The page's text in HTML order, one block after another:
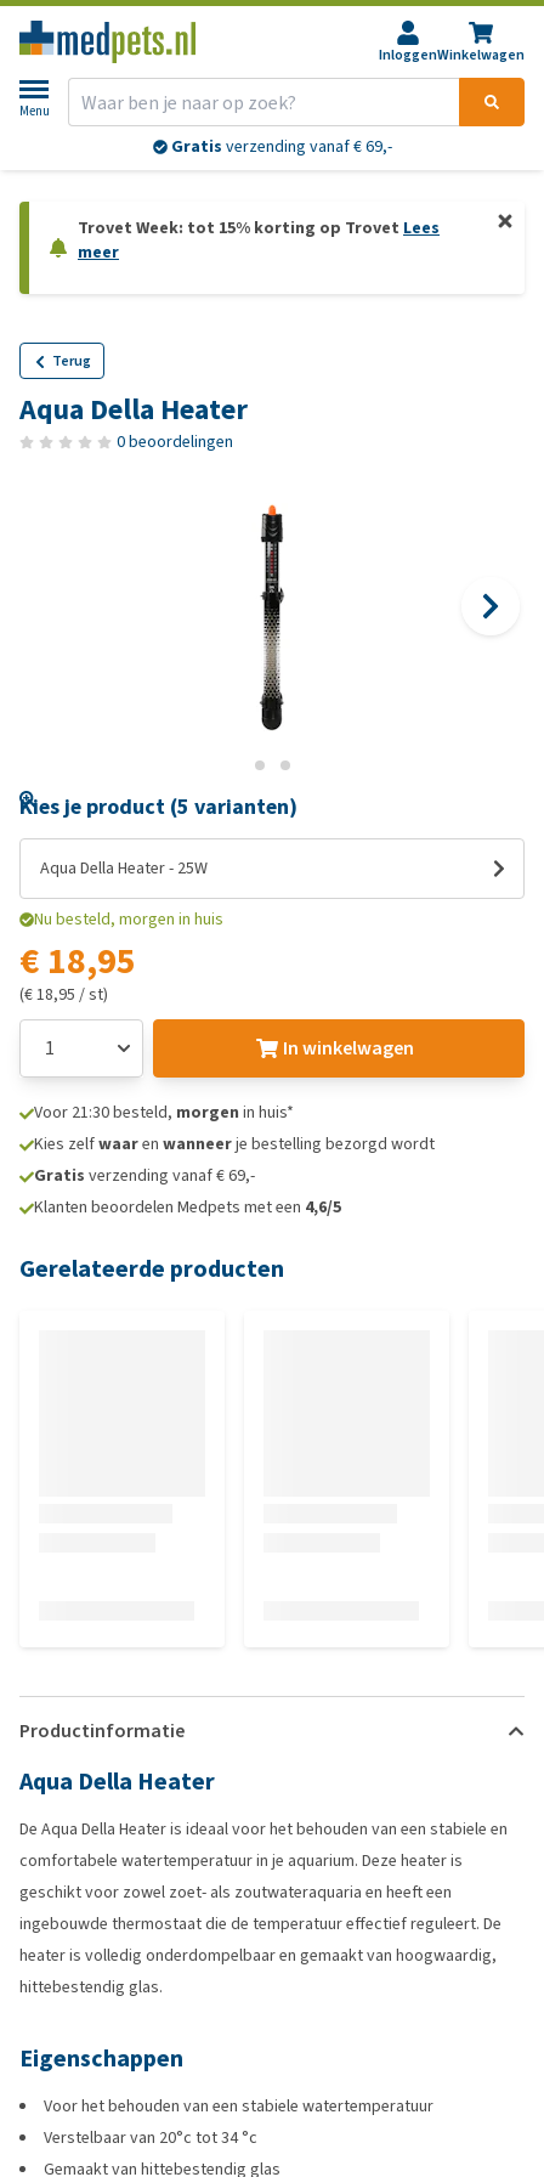
InloggenWinkelwagen
Menu
Gratis verzending vanaf € 69,-
Trovet Week: tot 15% korting op Trovet Lees
meer
Terug
Aqua Della Heater
0 beoordelingen
Kies je product (5 varianten)
Aqua Della Heater - 25W
Nu besteld, morgen in huis
€ 18,95
(€ 18,95 / st)
In winkelwagen
Voor 21:30 besteld, morgen in huis*
Kies zelfwaaren wanneerje bestelling bezorgd wordt
Gratis verzending vanaf € 69,-
Klanten beoordelen Medpets met een 4,6/5
Gerelateerde producten
Productinformatie
Aqua Della Heater
De Aqua Della Heater is ideaal voor het behouden van een stabiele en
comfortabele watertemperatuur in je aquarium. Deze heater is
geschikt voor zowel zoet- als zoutwateraquaria en heeft een
ingebouwde thermostaat die de temperatuur effectief reguleert. De
heater is volledig onderdompelbaar en gemaakt van hoogwaardig,
hittebestendig glas.
Eigenschappen
Voor het behouden van een stabiele watertemperatuur
Verstelbaar van 20°c tot 34 °c
Gemaakt van hittebestendig glas